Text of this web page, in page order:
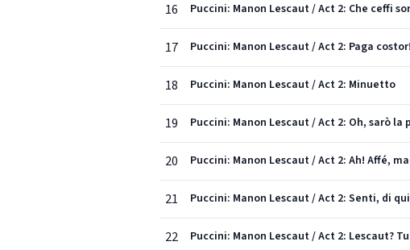
16 Puccini: Manon Lescaut / Act 2: Che ceffi
17 Puccini: Manon Lescaut / Act 2: Paga costor!
18 Puccini: Manon Lescaut / Act 2: Minuetto
19 Puccini: Manon Lescaut / Act 2: Oh, sarò
20 Puccini: Manon Lescaut / Act 2: Ah! Affé,
21 Puccini: Manon Lescaut / Act 2: Senti, di
22 Puccini: Manon Lescaut / Act 2: Lescaut?